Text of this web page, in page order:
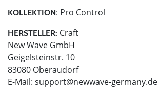
KOLLEKTION: Pro Control
HERSTELLER: Craft
New Wave GmbH
Geigelsteinstr. 10
83080 Oberaudorf
E-Mail: support@newwave-germany.de